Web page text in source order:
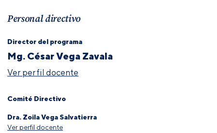
Personal directivo
Director del programa
Mg. César Vega Zavala
Ver perfil docente
Comité Directivo
Dra. Zoila Vega Salvatierra
Ver perfil docente